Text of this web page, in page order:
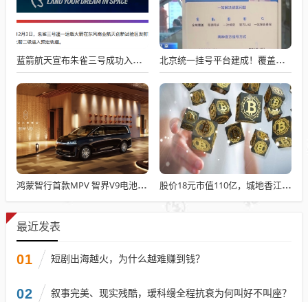
蓝箭航天宣布朱雀三号成功入轨，技术突破五大项，深入排查回收失败原因 北京统一挂号平台建成！覆盖近300家二三甲医院号源
鸿蒙智行首款MPV 智界V9电池信息曝光：WLTC最远续航223km 股价18元市值110亿，城地香江却被查出连续7季财报失真
最近发表
01 短剧出海越火，为什么越难赚到钱？
02 叙事完美、现实残酷，瑷科缦全程抗衰为何叫好不叫座？